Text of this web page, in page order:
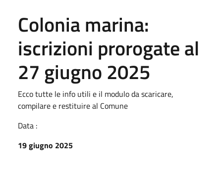
Colonia marina:
iscrizioni prorogate al
27 giugno 2025
Ecco tutte le info utili e il modulo da scaricare,
compilare e restituire al Comune
Data :
19 giugno 2025